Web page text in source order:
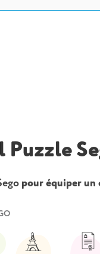
Puzzle
pour équiper un